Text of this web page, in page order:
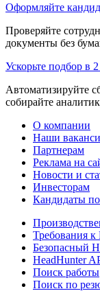
Оформляйте
Проверяйте
документы без
Ускорьте подбор в
Автоматизируйте
собирайте
О компании
Наши
Партнерам
Реклама на
Новости и
Инвесторам
Кандидаты
Требования
Безопасный
HeadHunter
Поиск работы
Поиск по